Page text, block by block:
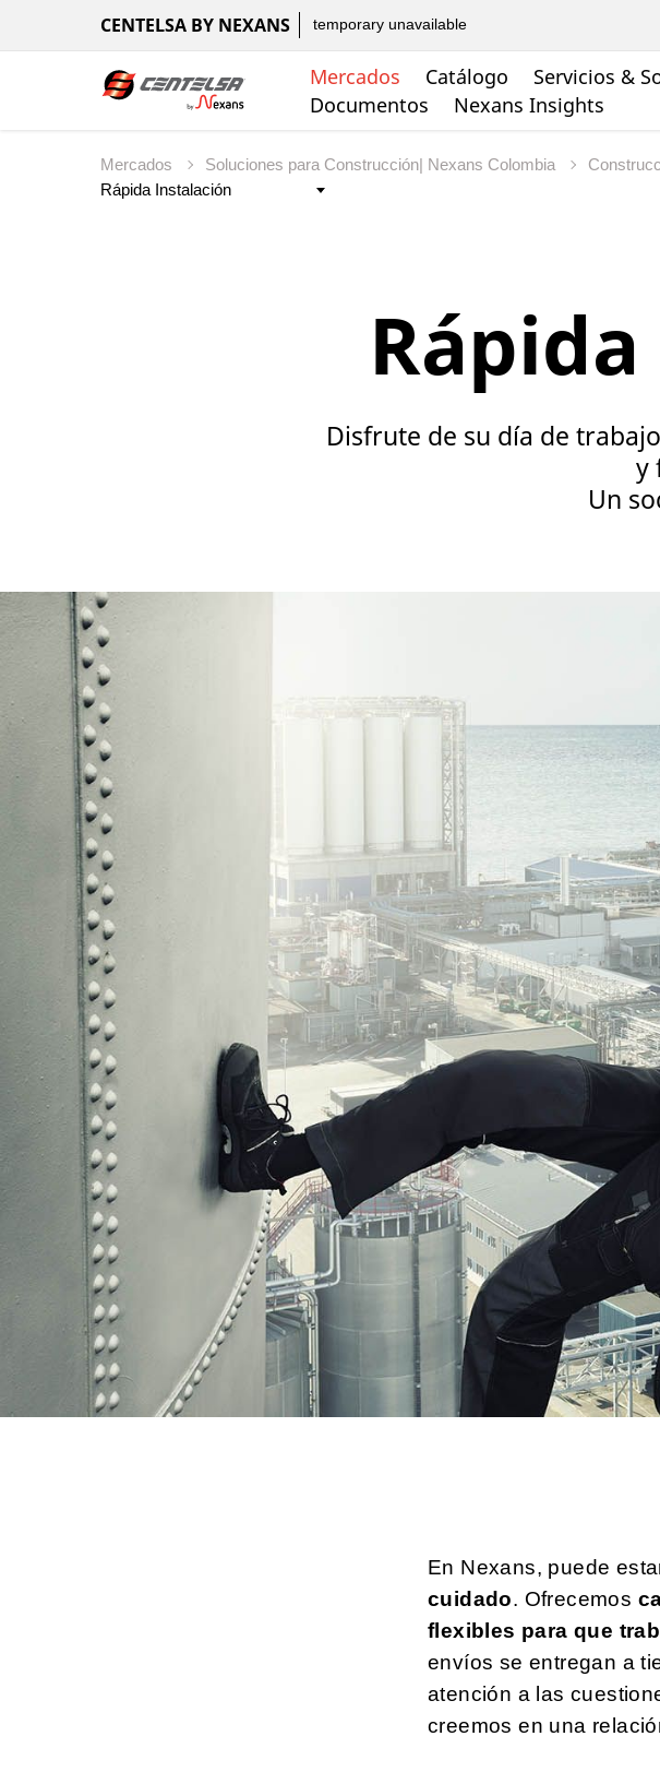
CENTELSA BY NEXANS temporary unavailable
Mercados Catálogo Servicios &
Documentos
Nexans Insights
Mercados Soluciones para Construcción| Nexans Colombia
Disfrute de su día de
y
Un
En Nexans, puede
cuidado. Ofrecemos
flexibles para que
envíos se entregan a
atención a las
creemos en una